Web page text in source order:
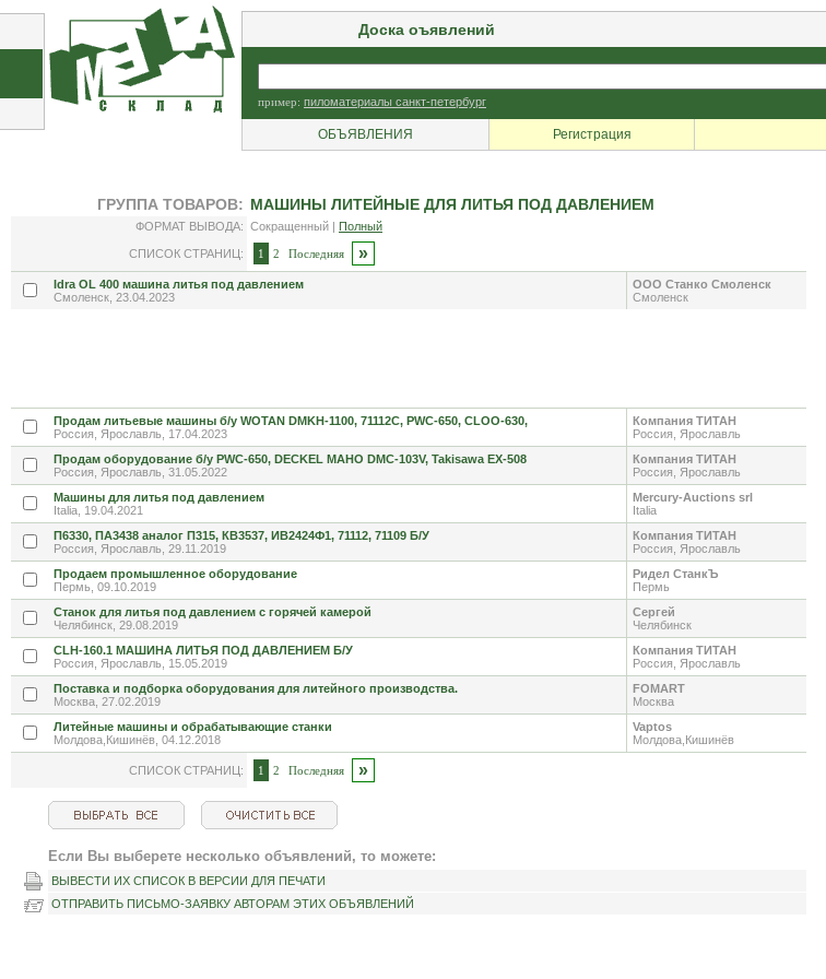
Доска оъявлений
пример: пиломатериалы санкт-петербург
ОБЪЯВЛЕНИЯ Регистрация
ГРУППА ТОВАРОВ: МАШИНЫ ЛИТЕЙНЫЕ ДЛЯ ЛИТЬЯ ПОД ДАВЛЕНИЕМ
ФОРМАТ ВЫВОДА: Сокращенный | Полный
СПИСОК СТРАНИЦ: 1 2 Последняя »
Idra OL 400 машина литья под давлением
Смоленск, 23.04.2023
ООО Станко Смоленск
Смоленск
Продам литьевые машины б/у WOTAN DMKH-1100, 71112С, PWC-650, CLOO-630,
Россия, Ярославль, 17.04.2023
Компания ТИТАН
Россия, Ярославль
Продам оборудование б/у PWC-650, DECKEL MAHO DMC-103V, Takisawa EX-508
Россия, Ярославль, 31.05.2022
Компания ТИТАН
Россия, Ярославль
Машины для литья под давлением
Italia, 19.04.2021
Mercury-Auctions srl
Italia
П6330, ПА3438 аналог П315, КВ3537, ИВ2424Ф1, 71112, 71109 Б/У
Россия, Ярославль, 29.11.2019
Компания ТИТАН
Россия, Ярославль
Продаем промышленное оборудование
Пермь, 09.10.2019
Ридел СтанкЪ
Пермь
Станок для литья под давлением с горячей камерой
Челябинск, 29.08.2019
Сергей
Челябинск
CLH-160.1 МАШИНА ЛИТЬЯ ПОД ДАВЛЕНИЕМ Б/У
Россия, Ярославль, 15.05.2019
Компания ТИТАН
Россия, Ярославль
Поставка и подборка оборудования для литейного производства.
Москва, 27.02.2019
FOMART
Москва
Литейные машины и обрабатывающие станки
Молдова,Кишинёв, 04.12.2018
Vaptos
Молдова,Кишинёв
СПИСОК СТРАНИЦ: 1 2 Последняя »
Если Вы выберете несколько объявлений, то можете:
ВЫВЕСТИ ИХ СПИСОК В ВЕРСИИ ДЛЯ ПЕЧАТИ
ОТПРАВИТЬ ПИСЬМО-ЗАЯВКУ АВТОРАМ ЭТИХ ОБЪЯВЛЕНИЙ